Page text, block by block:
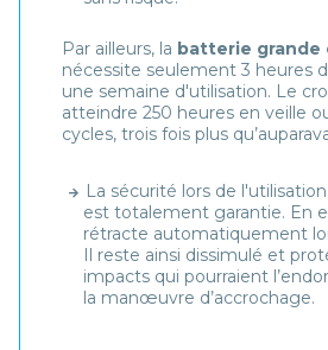
Par ailleurs, la batterie grande
nécessite seulement 3 heures
une semaine d'utilisation. Le
atteindre 250 heures en veille
cycles, trois fois plus
La sécurité lors de
est totalement garantie. En
rétracte automatiquement
Il reste ainsi dissimulé et
impacts qui pourraient
la manœuvre d’accrochage.